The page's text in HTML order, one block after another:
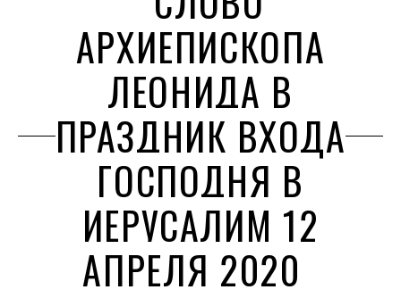
АРХИЕПИСКОПА
ЛЕОНИДА В
ПРАЗДНИК ВХОДА
ГОСПОДНЯ В
ИЕРУСАЛИМ 12
АПРЕЛЯ 2020